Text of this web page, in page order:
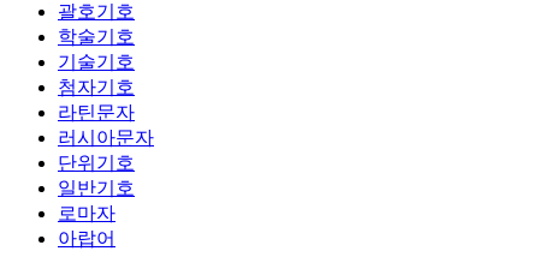
괄호기호
학술기호
기술기호
첨자기호
라틴문자
러시아문자
단위기호
일반기호
로마자
아랍어